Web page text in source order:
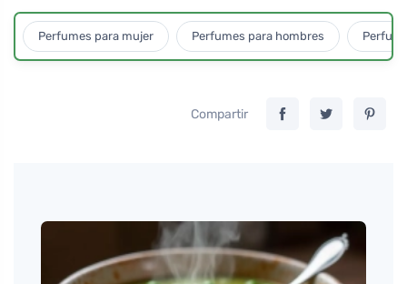
Perfumes para mujer Perfumes para hombres
Compartir